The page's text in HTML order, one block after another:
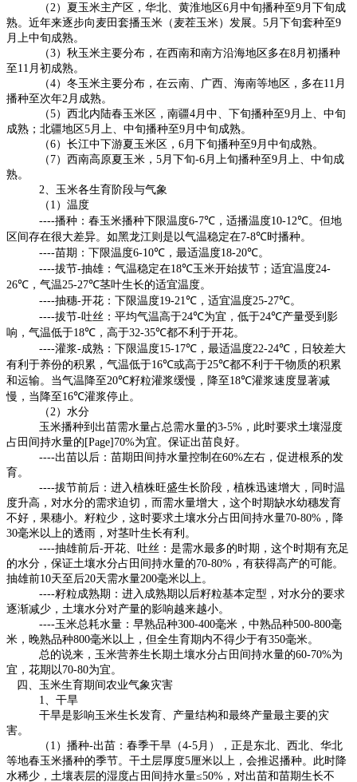
（2）夏玉米主产区，华北、黄淮地区6月中旬播种至9月下旬成
熟。近年来逐步向麦田套播玉米（麦茬玉米）发展。 5月下旬套种至9
月上中旬成熟。
（3）秋玉米主要分布，在西南和南方沿海地区多在8月初播种
至 11 月初成熟。
（4）冬玉米主要分布，在云南、广西、海南等地区，多在11 月
播种至次年2月成熟。
（5）西北内陆春玉米区，南疆4月中、下旬播种至9月上、中旬
成熟；北疆地区5月上、中旬播种至9月中旬成熟。
（6）长江中下游夏玉米区，6月下旬播种至9月中旬成熟。
（ 7）西南高原夏玉米，5月下旬-6月上旬播种至9月上、中旬成
熟。
2、玉米各生育阶段与气象
（ 1 ）温度
----播种：春玉米播种下限温度6-7℃ ，适播温度10-12℃。但地
区间存在很大差异。如黑龙江则是以气温稳定在7-8℃时播种。
----苗期：下限温度6-10℃ ，最适温度18-20℃。
----拔节-抽雄：气温稳定在18℃玉米开始拔节；适宜温度24-
26℃ ，气温25-27℃茎叶生长的适宜温度。
----抽穗-开花：下限温度19-21℃ ，适宜温度25-27℃。
----拔节-吐丝：平均气温高于24℃为宜，低于24℃产量受到影
响，气温低于18℃ ，高于32-35℃都不利于开花。
----灌浆-成熟：下限温度15-17℃ ，最适温度22-24℃ ，日较差大
有利于养份的积累，气温低于16℃或高于25℃都不利于干物质的积累
和运输。当气温降至20℃籽粒灌浆缓慢，降至 18℃灌浆速度显著减
慢，当降至 16℃灌浆停止。
（2）水分
玉米播种到出苗需水量占总需水量的3-5% ，此时要求土壤湿度
占田间持水量的[Page] 70%为宜。保证出苗良好。
----出苗以后：苗期田间持水量控制在60%左右，促进根系的发
育。
----拔节前后：进入植株旺盛生长阶段，植株迅速增大，同时温
度升高，对水分的需求迫切，而需水量增大，这个时期缺水幼穗发育
不好，果穗小。籽粒少，这时要求土壤水分占田间持水量70-80% ，降
30毫米以上的透雨，对茎叶生长有利。
----抽雄前后-开花、吐丝：是需水最多的时期，这个时期有充足
的水分，保证土壤水分占田间持水量的70-80% ，有获得高产的可能。
抽雄前10天至后20天需水量200毫米以上。
----籽粒成熟期：进入成熟期以后籽粒基本定型，对水分的要求
逐渐减少，土壤水分对产量的影响越来越小。
----玉米总耗水量：早熟品种300-400毫米，中熟品种500-800毫
米，晚熟品种800毫米以上，但全生育期内不得少于有350毫米。
总的说来，玉米营养生长期土壤水分占田间持水量的60-70%为
宜，花期以70-80为宜。
四、玉米生育期间农业气象灾害
1、干旱
干旱是影响玉米生长发育、产量结构和最终产量最主要的灾
害。
（ 1 ）播种-出苗：春季干旱（4-5月），正是东北、西北、华北
等地春玉米播种的季节。干土层厚度5厘米以上，会推迟播种。此时降
水稀少，土壤表层的湿度占田间持水量≤50% ，对出苗和苗期生长不